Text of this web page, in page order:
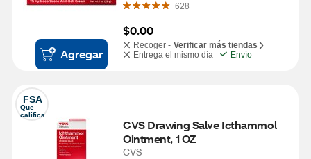
Agregar
628
$0.00
Recoger - Verificar más tiendas
Entrega el mismo día
Envío
FSA
Que
califica
CVS Drawing Salve Icthammol
Ointment, 1 OZ
CVS